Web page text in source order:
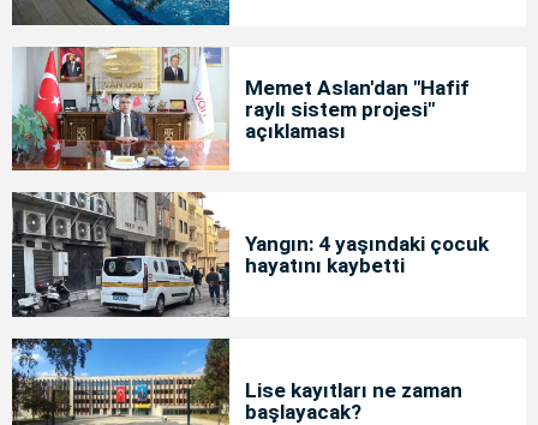
Memet Aslan'dan "Hafif
raylı sistem projesi"
açıklaması
Yangın: 4 yaşındaki çocuk
hayatını kaybetti
Lise kayıtları ne zaman
başlayacak?